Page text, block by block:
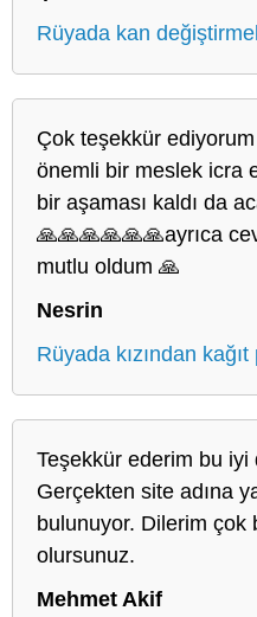
Rüyada kan
Çok teşekkür
önemli bir meslek icra
bir aşaması kaldı da
🙏🙏🙏🙏🙏🙏ayrıca
mutlu oldum 🙏
Nesrin
Rüyada kızından
Teşekkür ederim bu iyi
Gerçekten site adına
bulunuyor. Dilerim çok
olursunuz.
Mehmet Akif